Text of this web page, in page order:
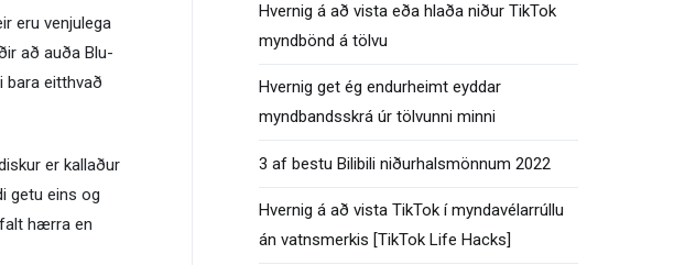
eru venjulega
að auða Blu-
bara eitthvað
er kallaður
getu eins og
hærra en
Hvernig á að vista eða hlaða niður TikTok
myndbönd á tölvu
Hvernig get ég endurheimt eyddar
myndbandsskrá úr tölvunni minni
3 af bestu Bilibili niðurhalsmönnum 2022
Hvernig á að vista TikTok í myndavélarrúllu
án vatnsmerkis [TikTok Life Hacks]